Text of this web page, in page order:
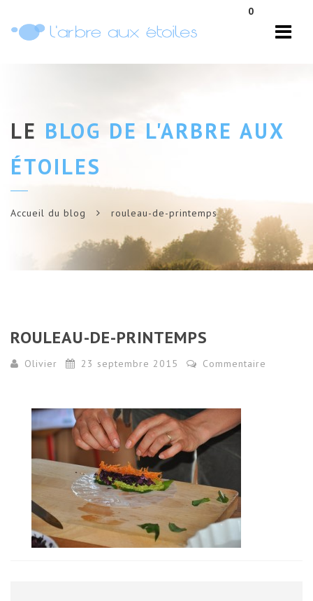
0
LE BLOG DE L'ARBRE AUX
ÉTOILES
Accueil du blog rouleau-de-printemps
ROULEAU-DE-PRINTEMPS
Olivier 23 septembre 2015 Commentaire